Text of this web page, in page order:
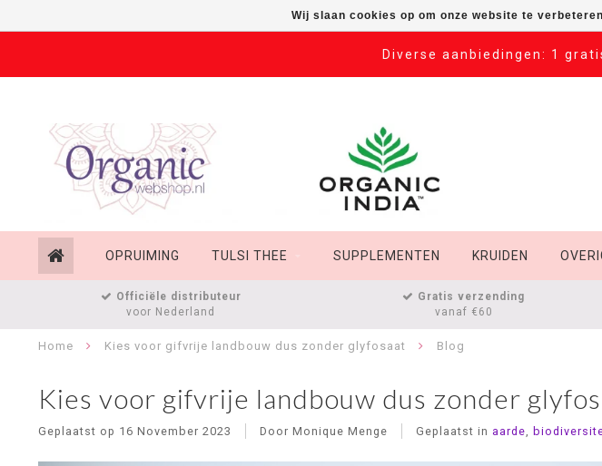
Diverse aanbiedingen: 1
OPRUIMING TULSI THEE SUPPLEMENTEN KRUIDEN
Officiële distributeur
voor Nederland
Gratis verzending
vanaf €60
Home Kies voor gifvrije landbouw dus zonder glyfosaat Blog
Kies voor gifvrije landbouw dus zonder
Geplaatst op 16 November 2023 Door Monique Menge Geplaatst in aarde,
Wij slaan cookies op om onze website te